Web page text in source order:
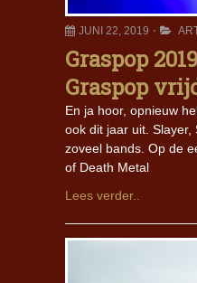
JUNI 22, 2019
Graspop
Graspop
En ja hoor, opnieuw
ook dit jaar uit.
zoveel bands. Op de
of Death Metal
Lees verder..